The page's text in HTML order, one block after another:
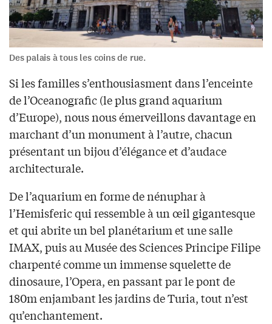
Des palais à tous les coins de rue.
Si les familles s’enthousiasment dans l’enceinte
de l’Oceanografic (le plus grand aquarium
d’Europe), nous nous émerveillons davantage en
marchant d’un monument à l’autre, chacun
présentant un bijou d’élégance et d’audace
architecturale.
De l’aquarium en forme de nénuphar à
l’Hemisferic qui ressemble à un œil gigantesque
et qui abrite un bel planétarium et une salle
IMAX, puis au Musée des Sciences Principe Filipe
charpenté comme un immense squelette de
dinosaure, l’Opera, en passant par le pont de
180m enjambant les jardins de Turia, tout n’est
qu’enchantement.